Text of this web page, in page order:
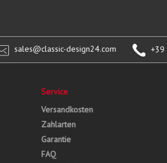
sales@classic-design24.com +39
Service
Versandkosten
Zahlarten
Garantie
FAQ